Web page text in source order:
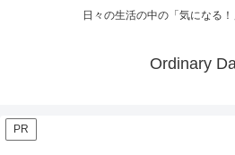
日々の生活の中の「気になる！
Ordinary
PR